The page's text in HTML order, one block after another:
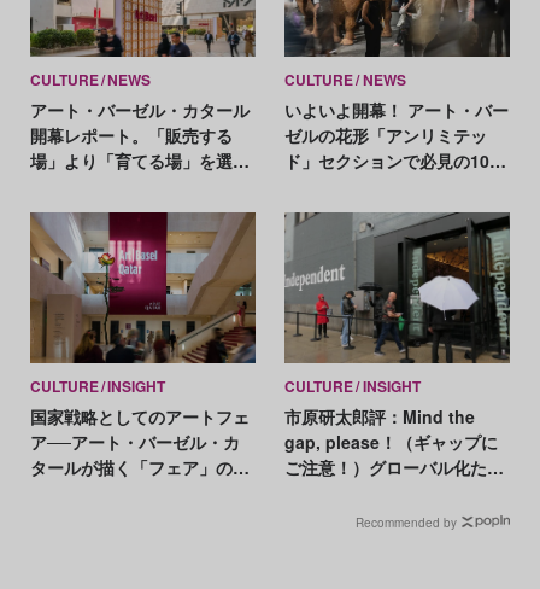
CULTURE NEWS
アート・バーゼル・カタール
開幕レポート。「販売する
場」より「育てる場」を選ん
CULTURE NEWS
いよいよ開幕！ アート・バー
ゼルの花形「アンリミテッ
ド」セクションで必見の10作
CULTURE INSIGHT
国家戦略としてのアートフェ
ア──アート・バーゼル・カ
タールが描く「フェア」の新
CULTURE INSIGHT
市原研太郎評：Mind the
gap, please！（ギャップに
ご注意！）グローバル化ただ
コロナ禍以前Recommended by